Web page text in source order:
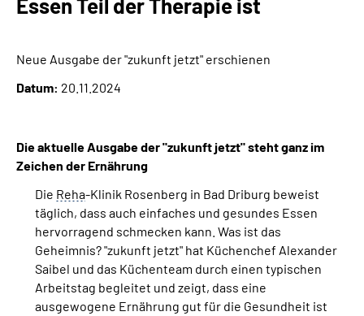
Experten
Über uns & Presse
Suche
Language
Inhalte in Gebärdensprache (DGS)
Leichte Sprache
Essen Teil der Therapie ist
Neue Ausgabe der "zukunft jetzt" erschienen
Datum: 20.11.2024
Die aktuelle Ausgabe der "zukunft jetzt" steht ganz im
Zeichen der Ernährung
Die Reha-Klinik Rosenberg in Bad Driburg beweist
täglich, dass auch einfaches und gesundes Essen
hervorragend schmecken kann. Was ist das
Geheimnis? "zukunft jetzt" hat Küchenchef Alexander
Saibel und das Küchenteam durch einen typischen
Arbeitstag begleitet und zeigt, dass eine
ausgewogene Ernährung gut für die Gesundheit ist